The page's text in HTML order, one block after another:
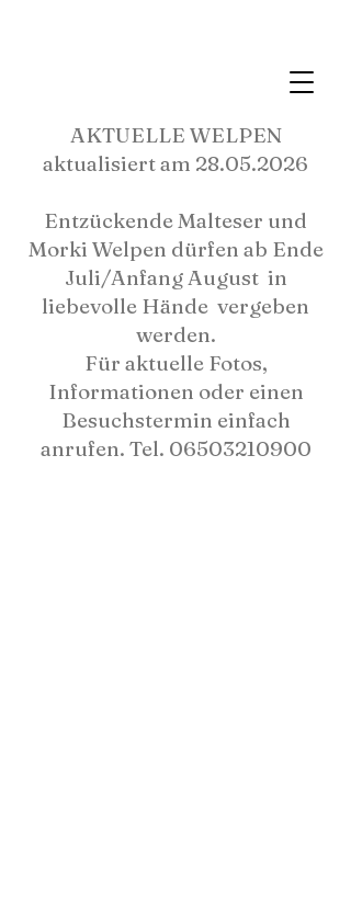
AKTUELLE WELPEN
aktualisiert am 28.05.2026
Entzückende Malteser und
Morki Welpen dürfen ab Ende
Juli/Anfang August in
liebevolle Hände vergeben
werden.
Für aktuelle Fotos,
Informationen oder einen
Besuchstermin einfach
anrufen. Tel. 06503210900